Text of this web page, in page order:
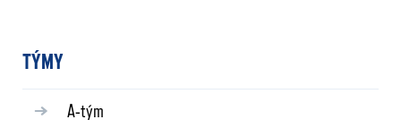
TÝMY
A-tým